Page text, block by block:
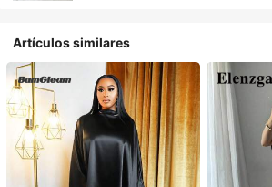
Artículos similares